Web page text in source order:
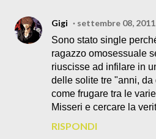
Gigi
settembre 08, 2011
Sono stato single
ragazzo omosessuale
riuscisse ad infilare in
delle solite tre "anni, da
come frugare tra le
Misseri e cercare la
RISPONDI